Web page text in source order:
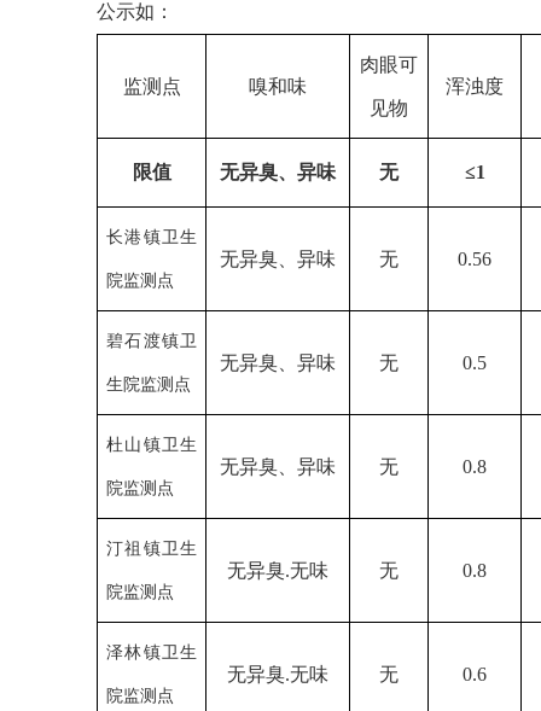
公示如：
监测点 嗅和味
肉眼可
见物
浑浊度
限值 无异臭、异味 无 ≤1
长港镇卫生
院监测点
无异臭、异味 无 0.56
碧石渡镇卫
生院监测点
无异臭、异味 无 0.5
杜山镇卫生
院监测点
无异臭、异味 无 0.8
汀祖镇卫生
院监测点
无异臭.无味 无 0.8
泽林镇卫生
院监测点
无异臭.无味 无 0.6